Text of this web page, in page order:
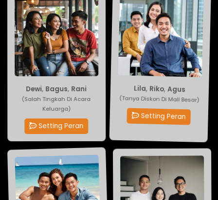
Dewi,Bagus,Rani
(Salah Tingkah Di Acara
Keluarga)
Setting Peran
Lila, Riko, Agus
(Tanya Diskon Di Mall Besar)
Setting Peran